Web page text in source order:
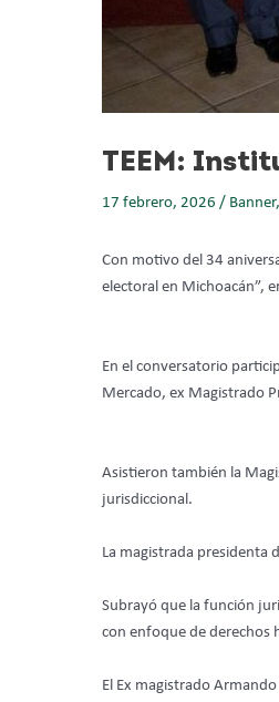
TEEM:
17 febrero, 2026 / Banner,
Con motivo del 34
electoral en Michoacán”,
En el conversatorio
Mercado, ex Magistrado
Asistieron también la
jurisdiccional.
La magistrada presidenta
Subrayó que la función
con enfoque de derechos
El Ex magistrado